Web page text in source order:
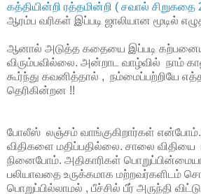
கத்தியின்றி ரத்தமின்றி ( சவால் சிறுகதை
ஆரம்ப வரிகள் இப்படி ஜாலியான மூடில்
ஆனால் அடுத்த கதையை இப்படி
விரும்பவில்லை. அன்றாட வாழ்வில் நாம்
கூர்ந்து கவனித்தால் , நம்மைப்பற்றியே
தெரிகின்றன !!
போலீஸ் லஞ்சம் வாங்குகிறார்கள்
விதிகளை மதிப்பதில்லை. சாலை
நினைபோம். அதிகாரிகள்
பலியாவதை உருக்கமாக மற்றவர்களிடம்
பொறுப்பில்லாமல் , பீச்சில் பீர் அருந்தி